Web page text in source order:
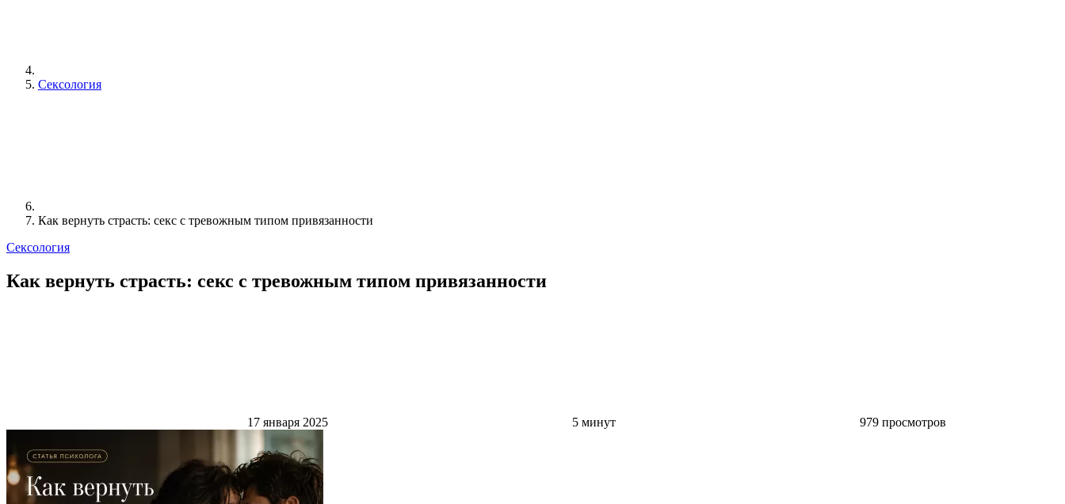
Сексология
Как вернуть страсть: секс с тревожным типом привязанности
Сексология
Как вернуть страсть: секс с тревожным типом привязанности
17 января 2025 5 минут 979 просмотров